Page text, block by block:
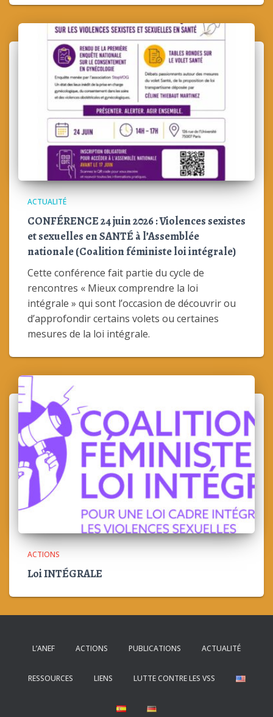
ACTUALITÉ
CONFÉRENCE 24 juin 2026 : Violences sexistes
et sexuelles en SANTÉ à l’Assemblée
nationale (Coalition féministe loi intégrale)
Cette conférence fait partie du cycle de
rencontres « Mieux comprendre la loi
intégrale » qui sont l’occasion de découvrir ou
d’approfondir certains volets ou certaines
mesures de la loi intégrale.
ACTIONS
Loi INTÉGRALE
L’ANEF ACTIONS PUBLICATIONS ACTUALITÉ
RESSOURCES LIENS LUTTE CONTRE LES VSS